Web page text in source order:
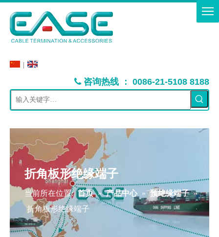
 咨询热线 ： 0086-21-5108 8188
折角板形绝缘端子
当前所在位置: 首页 » 产品中心 » 预绝缘端子 »
折角板形绝缘端子